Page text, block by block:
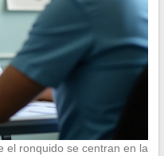
el ronquido se centran en la